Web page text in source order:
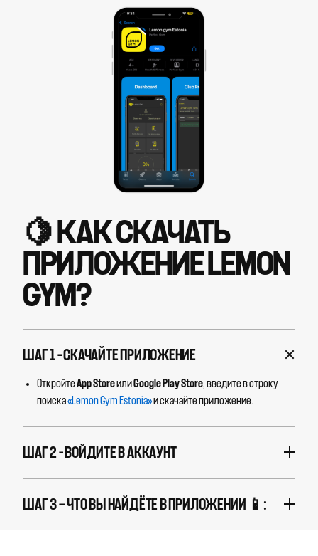
🍋 КАК СКАЧАТЬ
ПРИЛОЖЕНИЕ LEMON
GYM?
ШАГ 1 – СКАЧАЙТЕ ПРИЛОЖЕНИЕ
ОткройтеApp StoreилиGoogle Play Store, введите в строку
поиска«Lemon Gym Estonia»и скачайте приложение.
ШАГ 2 – ВОЙДИТЕ В АККАУНТ
ШАГ 3 — ЧТО ВЫ НАЙДЁТЕ В ПРИЛОЖЕНИИ 📱: